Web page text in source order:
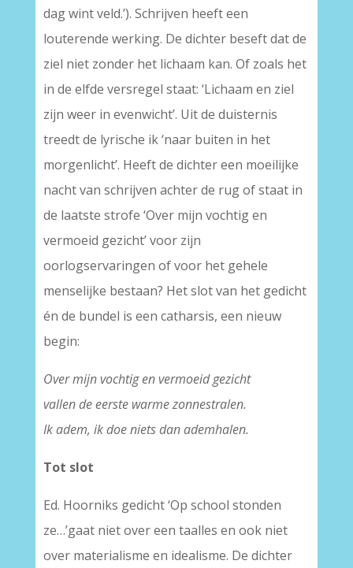
dag wint veld.’). Schrijven heeft een
louterende werking. De dichter beseft dat de
ziel niet zonder het lichaam kan. Of zoals het
in de elfde versregel staat: ‘Lichaam en ziel
zijn weer in evenwicht’. Uit de duisternis
treedt de lyrische ik ‘naar buiten in het
morgenlicht’. Heeft de dichter een moeilijke
nacht van schrijven achter de rug of staat in
de laatste strofe ‘Over mijn vochtig en
vermoeid gezicht’ voor zijn
oorlogservaringen of voor het gehele
menselijke bestaan? Het slot van het gedicht
én de bundel is een catharsis, een nieuw
begin:
Over mijn vochtig en vermoeid gezicht
vallen de eerste warme zonnestralen.
Ik adem, ik doe niets dan ademhalen.
Tot slot
Ed. Hoorniks gedicht ‘Op school stonden
ze…’gaat niet over een taalles en ook niet
over materialisme en idealisme. De dichter